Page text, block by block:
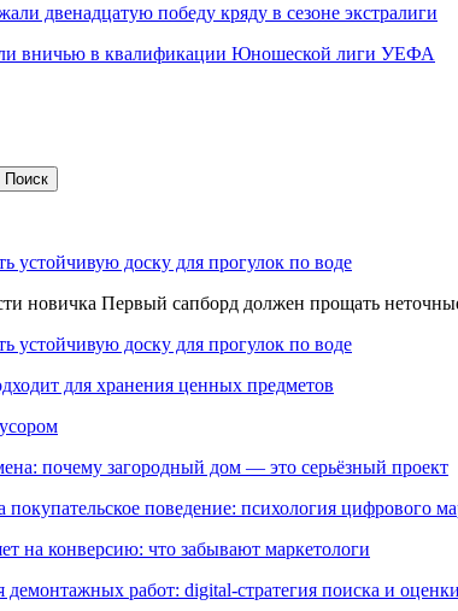
двенадцатую победу кряду в сезоне экстралиги
вничью в квалификации Юношеской лиги УЕФА
устойчивую доску для прогулок по воде
новичка Первый сапборд должен прощать
устойчивую доску для прогулок по воде
для хранения ценных предметов
почему загородный дом — это серьёзный проект
покупательское поведение: психология цифрового
на конверсию: что забывают маркетологи
демонтажных работ: digital-стратегия поиска и оценки